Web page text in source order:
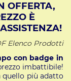
OFFERTA,
È
Elenco Prodotti
con badge in
imbattibile!
quello più adatto